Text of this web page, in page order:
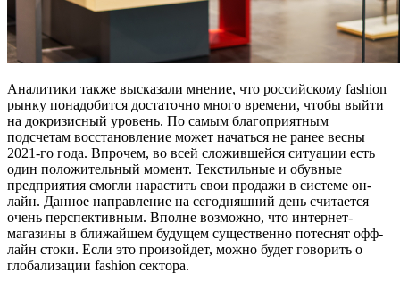
Аналитики также высказали мнение, что российскому fashion
рынку понадобится достаточно много времени, чтобы выйти
на докризисный уровень. По самым благоприятным
подсчетам восстановление может начаться не ранее весны
2021-го года. Впрочем, во всей сложившейся ситуации есть
один положительный момент. Текстильные и обувные
предприятия смогли нарастить свои продажи в системе он-
лайн. Данное направление на сегодняшний день считается
очень перспективным. Вполне возможно, что интернет-
магазины в ближайшем будущем существенно потеснят офф-
лайн стоки. Если это произойдет, можно будет говорить о
глобализации fashion сектора.